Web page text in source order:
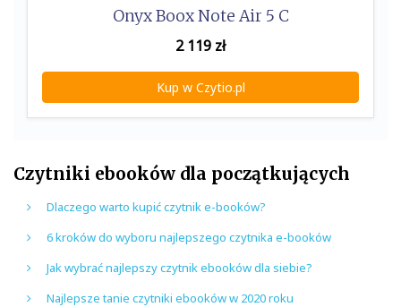
Onyx Boox Note Air 5 C
2 119 zł
Kup w Czytio.pl
Czytniki ebooków dla początkujących
Dlaczego warto kupić czytnik e-booków?
6 kroków do wyboru najlepszego czytnika e-booków
Jak wybrać najlepszy czytnik ebooków dla siebie?
Najlepsze tanie czytniki ebooków w 2020 roku